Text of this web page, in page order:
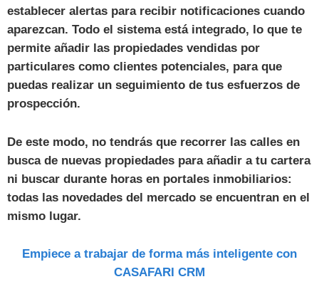
establecer alertas para recibir notificaciones cuando
aparezcan. Todo el sistema está integrado, lo que te
permite añadir las propiedades vendidas por
particulares como clientes potenciales, para que
puedas realizar un seguimiento de tus esfuerzos de
prospección.
De este modo, no tendrás que recorrer las calles en
busca de nuevas propiedades para añadir a tu cartera
ni buscar durante horas en portales inmobiliarios:
todas las novedades del mercado se encuentran en el
mismo lugar.
Empiece a trabajar de forma más inteligente con
CASAFARI CRM